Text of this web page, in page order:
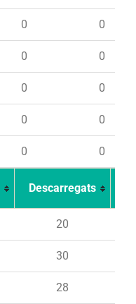
0 0
0 0
0 0
0 0
0 0
Descarregats
20
30
28